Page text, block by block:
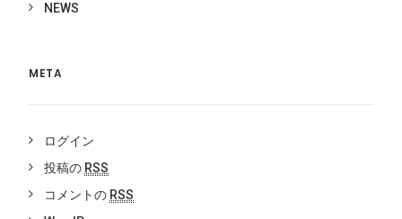
NEWS
META
ログイン
投稿の RSS
コメントの RSS